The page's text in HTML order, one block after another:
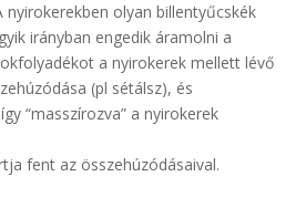
nyirokerekben olyan billentyűcskék
irányban engedik áramolni a
a nyirokerek mellett lévő
(pl sétálsz), és
“masszírozva” a nyirokerek
fent az összehúzódásaival.